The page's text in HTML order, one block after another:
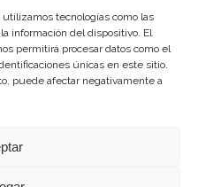
tecnologías como las
información del dispositivo. El
permitirá procesar datos como el
únicas en este sitio.
puede afectar negativamente a
de gastos del Instituto Canario de